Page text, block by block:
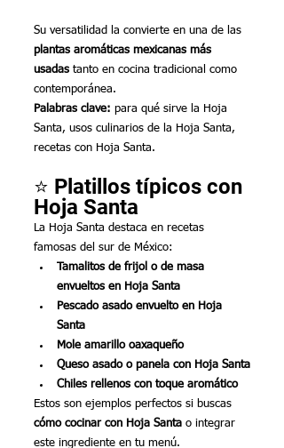
Su versatilidad la convierte en una de las
plantas aromáticas mexicanas más
usadas tanto en cocina tradicional como
contemporánea.
Palabras clave: para qué sirve la Hoja
Santa, usos culinarios de la Hoja Santa,
recetas con Hoja Santa.
⭐ Platillos típicos con
Hoja Santa
La Hoja Santa destaca en recetas
famosas del sur de México:
Tamalitos de frijol o de masa
envueltos en Hoja Santa
Pescado asado envuelto en Hoja
Santa
Mole amarillo oaxaqueño
Queso asado o panela con Hoja Santa
Chiles rellenos con toque aromático
Estos son ejemplos perfectos si buscas
cómo cocinar con Hoja Santa o integrar
este ingrediente en tu menú.